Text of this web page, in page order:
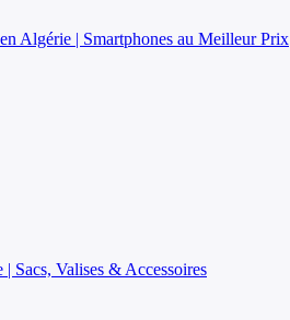
Algérie | Smartphones au Meilleur Prix
Sacs, Valises & Accessoires